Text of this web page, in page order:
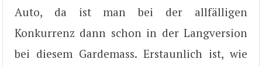
Auto, da ist man bei der allfälligen
Konkurrenz dann schon in der Langversion
bei diesem Gardemass. Erstaunlich ist, wie